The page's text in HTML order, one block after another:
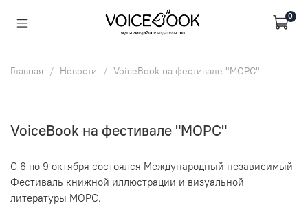
0
Главная Новости VoiceBook на фестивале "МОРС"
VoiceBook на фестивале "МОРС"
С 6 по 9 октября состоялся Международный независимый
Фестиваль книжной иллюстрации и визуальной
литературы МОРС.